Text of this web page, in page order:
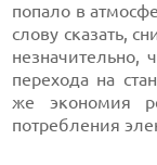
попало в
слову сказать,
незначительно,
перехода на
же экономия
потребления